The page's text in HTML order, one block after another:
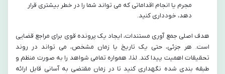
مجرم یا انجام اقداماتی که می تواند شما را در خطر بیشتری قرار
دهد، خودداری کنید.
هدف اصلی جمع آوری مستندات، ایجاد یک پرونده قوی برای مراجع قضایی
است. هر جزئی، حتی یک تاریخ یا زمان مشخص، می تواند در روند
تحقیقات اهمیت پیدا کند. لذا، همواره تمامی شواهد را به صورت منظم و
طبقه بندی شده نگهداری کنید تا در زمان مقتضی به آسانی قابل ارائه